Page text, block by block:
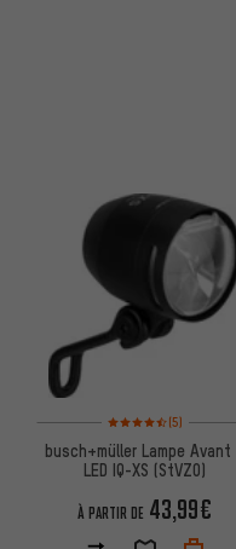
Note moyenne : 4,5
(5)
busch+müller Lampe Avant
LED IQ-XS (StVZO)
À PARTIR DE 43,99€